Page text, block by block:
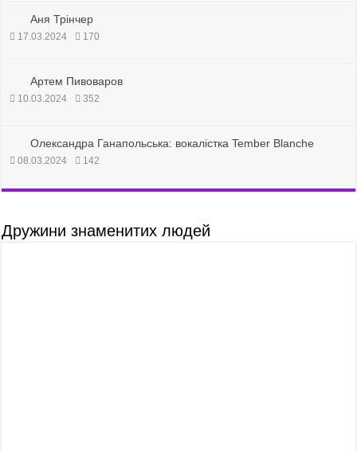
Аня Трінчер
17.03.2024 170
Артем Пивоваров
10.03.2024 352
Олександра Ганапольська: вокалістка Tember Blanche
08.03.2024 142
Дружини знаменитих людей